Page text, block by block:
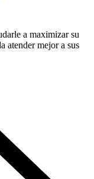
a maximizar su
atender mejor a sus